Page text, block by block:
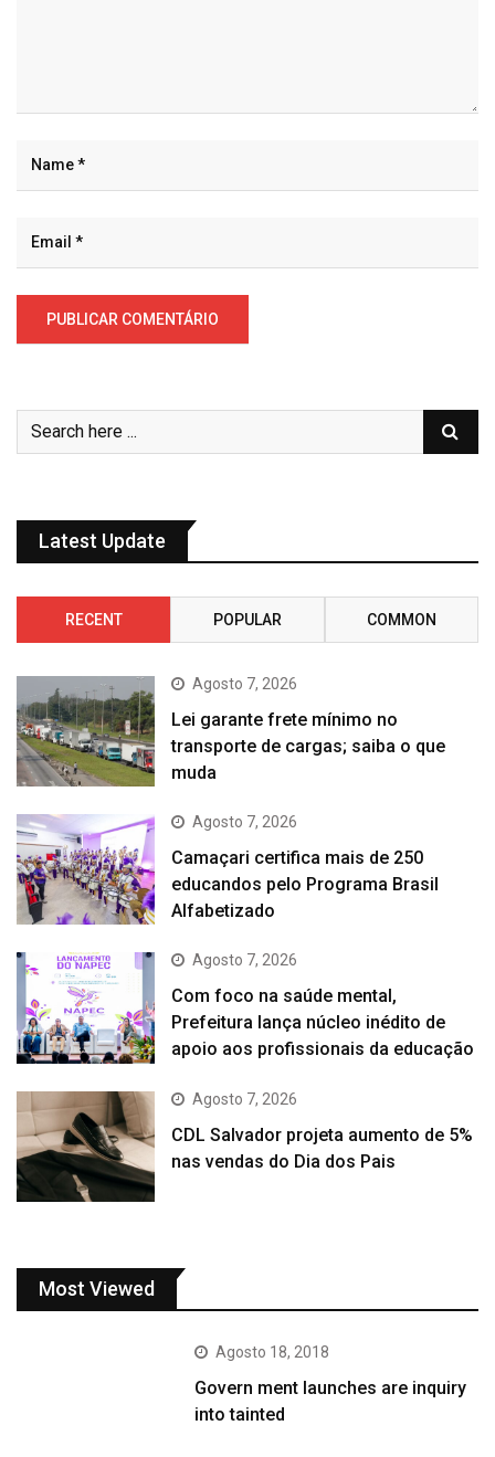
Latest Update
RECENT POPULAR COMMON
Agosto 7, 2026
Lei garante frete mínimo no
transporte de cargas; saiba o que
muda
Agosto 7, 2026
Camaçari certifica mais de 250
educandos pelo Programa Brasil
Alfabetizado
Agosto 7, 2026
Com foco na saúde mental,
Prefeitura lança núcleo inédito de
apoio aos profissionais da educação
Agosto 7, 2026
CDL Salvador projeta aumento de 5%
nas vendas do Dia dos Pais
Most Viewed
Agosto 18, 2018
Govern ment launches are inquiry
into tainted